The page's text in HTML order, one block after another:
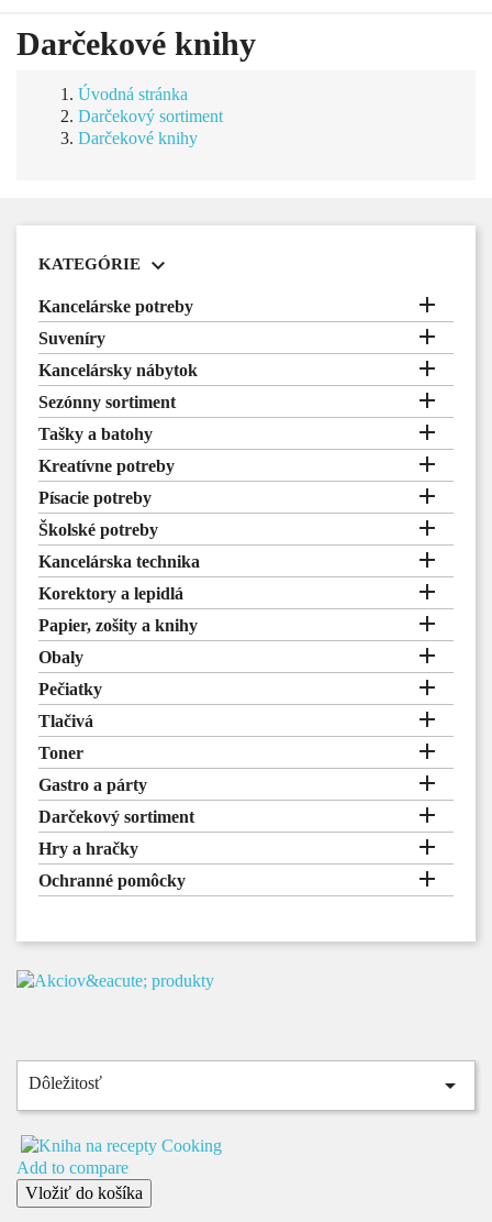
Darčekové knihy
Úvodná stránka
Darčekový sortiment
Darčekové knihy
KATEGÓRIE 
Kancelárske potreby 
Suveníry 
Kancelársky nábytok 
Sezónny sortiment 
Tašky a batohy 
Kreatívne potreby 
Písacie potreby 
Školské potreby 
Kancelárska technika 
Korektory a lepidlá 
Papier, zošity a knihy 
Obaly 
Pečiatky 
Tlačivá 
Toner 
Gastro a párty 
Darčekový sortiment 
Hry a hračky 
Ochranné pomôcky 
Dôležitosť 
Add to compare
Vložiť do košíka